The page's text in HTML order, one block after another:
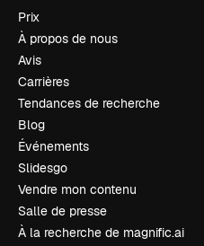
Prix
À propos de nous
Avis
Carrières
Tendances de recherche
Blog
Événements
Slidesgo
Vendre mon contenu
Salle de presse
À la recherche de magnific.ai